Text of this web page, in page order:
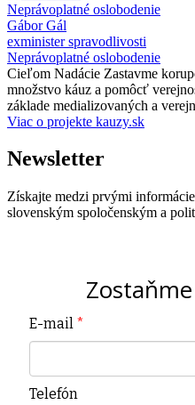
Neprávoplatné oslobodenie
Gábor Gál
exminister spravodlivosti
Neprávoplatné oslobodenie
Cieľom Nadácie Zastavme
množstvo káuz a pomôcť
základe medializovaných a
Viac o projekte kauzy.sk
Newsletter
Získajte medzi prvými
slovenským spoločenským a
E-mail *
Telefón